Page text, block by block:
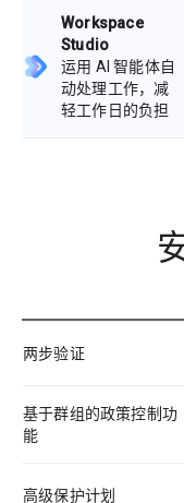
Workspace
Studio
运用 AI 智能体自
动处理工作，减
轻工作日的负担
两步验证
基于群组的政策控制功
能
高级保护计划